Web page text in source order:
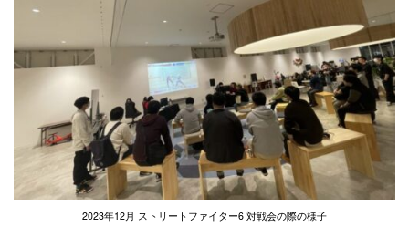
2023年12月 ストリートファイター6 対戦会の際の様子